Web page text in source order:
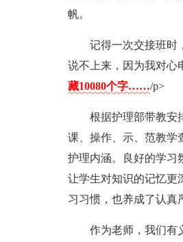
帆。
记得一次交接班时
说不上来，因为我对心
藏10080个字……/p>
根据护理部带教安
课、操作、示、范教学
护理内涵。良好的学习
让学生对知识的记忆更
习习惯，也养成了认真
作为老师，我们有